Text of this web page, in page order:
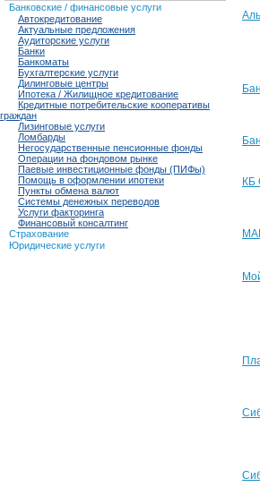
КБ
Банковские / финансовые услуги
Автокредитование
Актуальные предложения
Аудиторские услуги
Банки
Банкоматы
Бухгалтерские услуги
Дилинговые центры
Ипотека / Жилищное кредитование
Кредитные потребительские кооперативы
граждан
Лизинговые услуги
Ломбарды
Негосударственные пенсионные фонды
Операции на фондовом рынке
Паевые инвестиционные фонды (ПИФы)
Помощь в оформлении ипотеки
Пункты обмена валют
Системы денежных переводов
Услуги факторинга
Финансовый консалтинг
Страхование
Юридические услуги